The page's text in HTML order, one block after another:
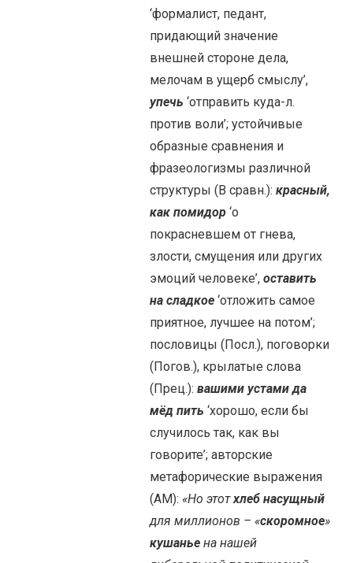
‘формалист, педант,
придающий значение
внешней стороне дела,
мелочам в ущерб смыслу’,
упечь ‘отправить куда-л.
против воли’; устойчивые
образные сравнения и
фразеологизмы различной
структуры (В сравн.): красный,
как помидор ‘о
покрасневшем от гнева,
злости, смущения или других
эмоций человеке’, оставить
на сладкое ‘отложить самое
приятное, лучшее на потом’;
пословицы (Посл.), поговорки
(Погов.), крылатые слова
(Прец.): вашими устами да
мёд пить ‘хорошо, если бы
случилось так, как вы
говорите’; авторские
метафорические выражения
(АМ): «Но этотхлеб насущный
для миллионов – «скоромное»
кушанье на нашей